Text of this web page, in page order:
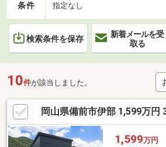
条件 指定なし
検索条件を保存
新着メールを受
取る
10件が該当しました。
岡山県備前市伊部 1,599万円
1,599万円